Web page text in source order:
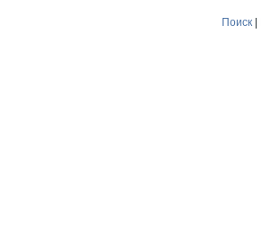
Поиск